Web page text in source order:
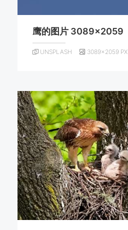
鹰的图片 3089×2059
UNSPLASH 3089×2059 PX